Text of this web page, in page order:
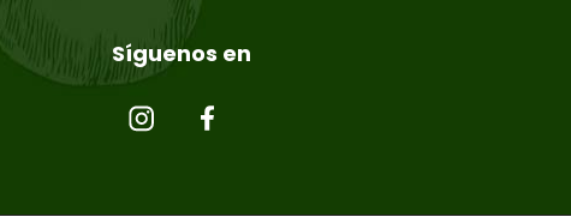
Síguenos en